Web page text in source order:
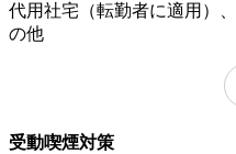
代用社宅（転勤者に適用）
の他
受動喫煙対策